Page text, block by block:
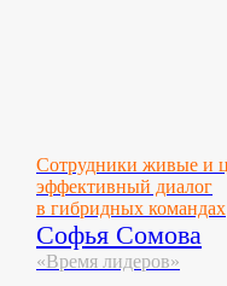
Сотрудники живые и
эффективный диалог
в гибридных командах
Софья Сомова
«Время лидеров»